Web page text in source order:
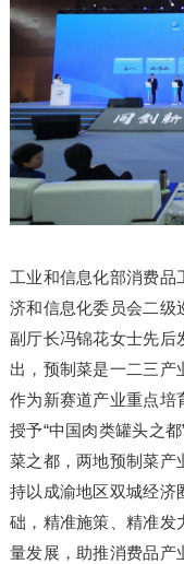
工业和信息化部消费品
济和信息化委员会二级
副厅长冯锦花女士先后
出，预制菜是一二三产
作为新赛道产业重点培
授予“中国肉类罐头之
菜之都，两地预制菜产
持以成渝地区双城经济
础，精准施策、精准发
量发展，助推消费品产